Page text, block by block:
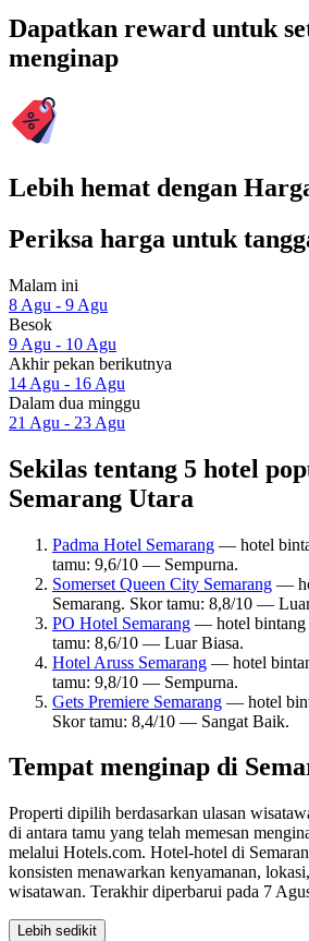
Dapatkan reward untuk
menginap
Lebih hemat dengan
Periksa harga untuk
Malam ini
8 Agu - 9 Agu
Besok
9 Agu - 10 Agu
Akhir pekan berikutnya
14 Agu - 16 Agu
Dalam dua minggu
21 Agu - 23 Agu
Sekilas tentang 5 hotel
Semarang Utara
Padma Hotel Semarang — hotel
tamu: 9,6/10 — Sempurna.
Somerset Queen City Semarang —
Semarang. Skor tamu: 8,8/10 —
PO Hotel Semarang — hotel bintang
tamu: 8,6/10 — Luar Biasa.
Hotel Aruss Semarang — hotel
tamu: 9,8/10 — Sempurna.
Gets Premiere Semarang — hotel
Skor tamu: 8,4/10 — Sangat Baik.
Tempat menginap di
Properti dipilih berdasarkan ulasan
di antara tamu yang telah memesan
melalui Hotels.com. Hotel-hotel di
konsisten menawarkan kenyamanan,
wisatawan. Terakhir diperbarui pada 7
Lebih sedikit